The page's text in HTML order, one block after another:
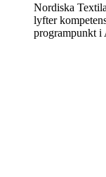
Nordiska
lyfter
programpunkt i